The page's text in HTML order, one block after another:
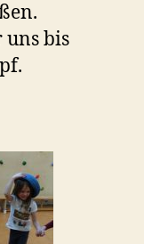
uns bis